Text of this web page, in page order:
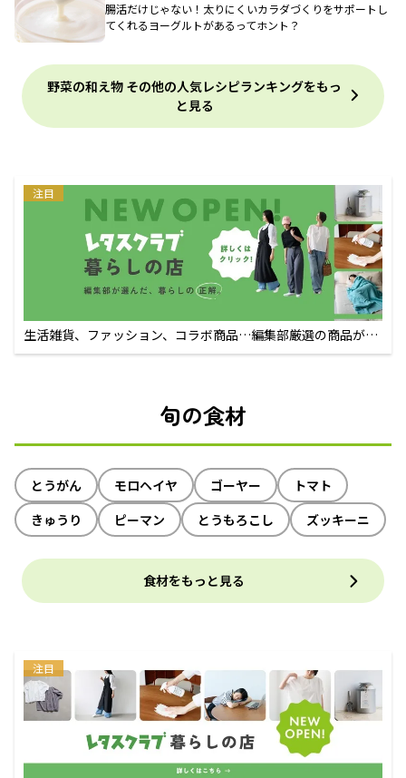
腸活だけじゃない！太りにくいカラダづくりをサポートし
てくれるヨーグルトがあるってホント？
野菜の和え物 その他の人気レシピランキングをもっ
と見る
注目
生活雑貨、ファッション、コラボ商品…編集部厳選の商品が買
えるECサイト
旬の食材
とうがん モロヘイヤ ゴーヤー
トマト
きゅうり
ピーマン とうもろこし ズッキーニ
食材をもっと見る
注目